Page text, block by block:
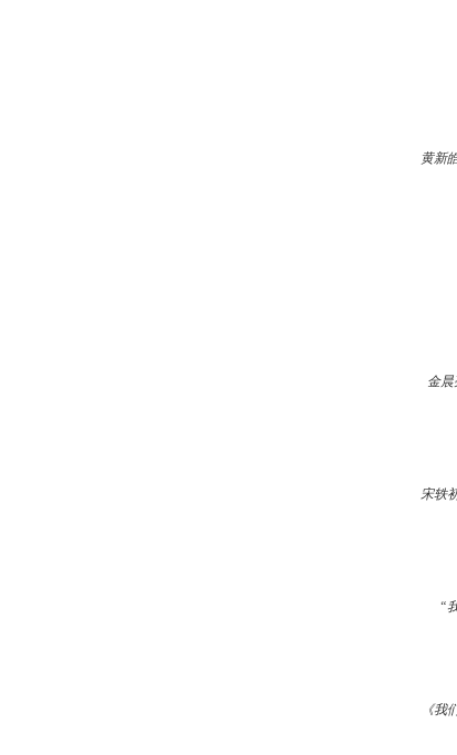
黄新
金
宋轶
“
《我